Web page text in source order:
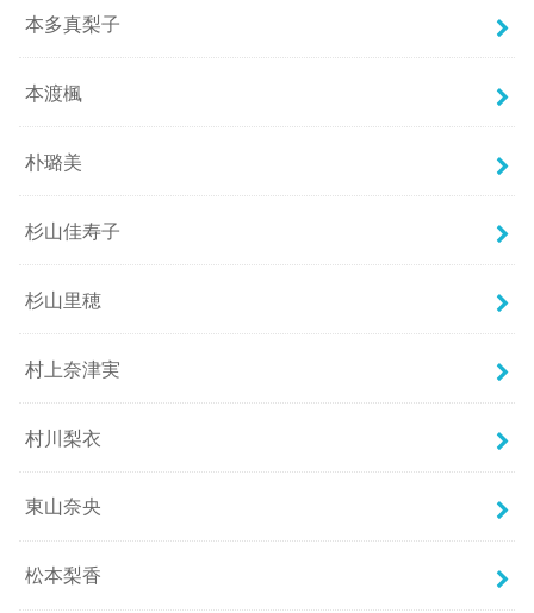
本多真梨子
本渡楓
朴璐美
杉山佳寿子
杉山里穂
村上奈津実
村川梨衣
東山奈央
松本梨香